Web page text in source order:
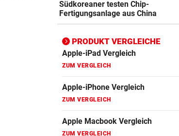
Südkoreaner testen Chip-
Fertigungsanlage aus China
PRODUKT VERGLEICHE
ZUM VERGLEICH
Bluetooth Lautsprecher Vergleich
ZUM VERGLEICH
DSL Speedtest
Fernseher Vergleich
Fritz Repeater Vergleich